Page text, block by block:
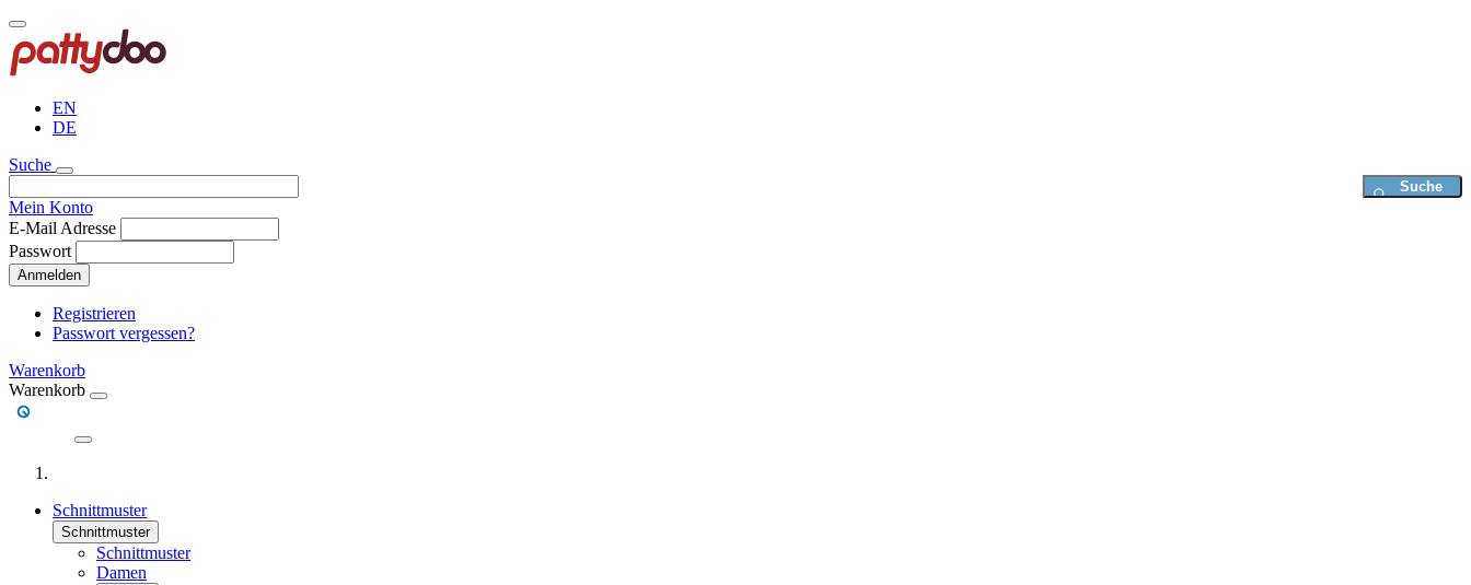
Direkt
zum
Inhalt
EN
DE
Suche
Mein Konto
E-Mail Adresse
Passwort
Anmelden
Registrieren
Passwort vergessen?
Warenkorb
Warenkorb
Schnittmuster
Schnittmuster
Schnittmuster
Damen